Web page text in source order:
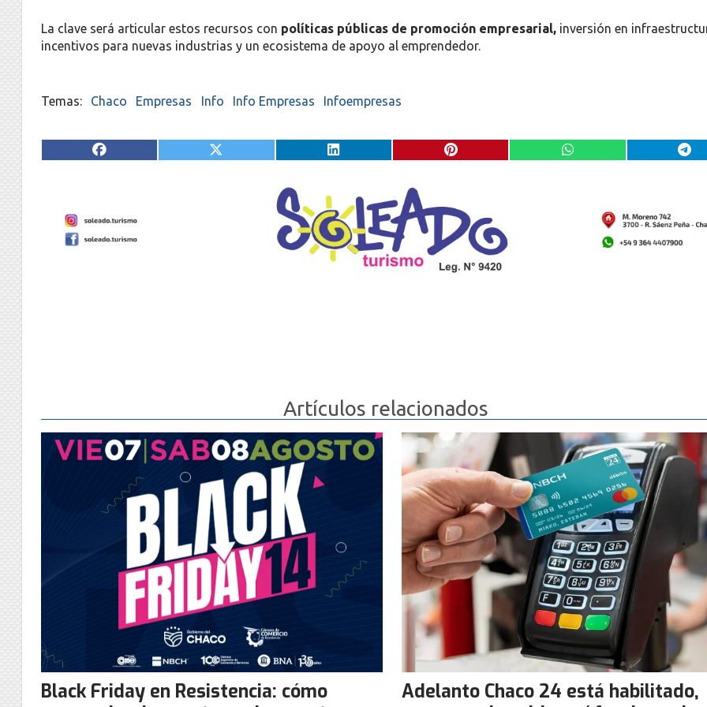
La clave será articular estos recursos con políticas públicas de promoción empresarial, inversión en
incentivos para nuevas industrias y un ecosistema de apoyo al emprendedor.
Chaco Empresas Info Info Empresas Infoempresas
Artículos relacionados
Black Friday en Resistencia: cómo
Adelanto Chaco 24 está habilitado,